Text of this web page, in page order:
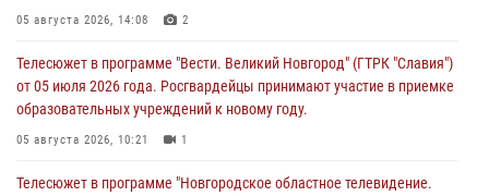
05 августа 2026, 14:08 2
Телесюжет в программе "Вести. Великий Новгород" (ГТРК "Славия")
от 05 июля 2026 года. Росгвардейцы принимают участие в приемке
образовательных учреждений к новому году.
05 августа 2026, 10:21 1
Телесюжет в программе "Новгородское областное телевидение.